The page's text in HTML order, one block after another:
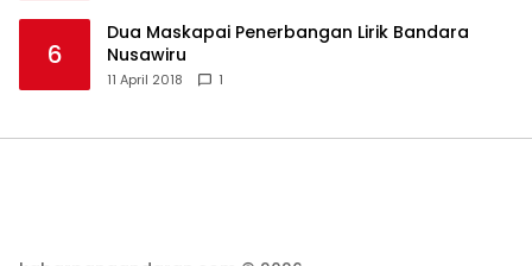
6
Dua Maskapai Penerbangan Lirik Bandara
Nusawiru
11 April 2018 1